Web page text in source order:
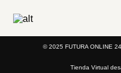
© 2025 FUTURA ONLINE
Tienda Virtual